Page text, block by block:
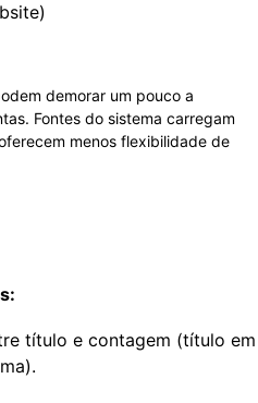
demorar um pouco a
Fontes do sistema carregam
menos flexibilidade de
título e contagem (título em